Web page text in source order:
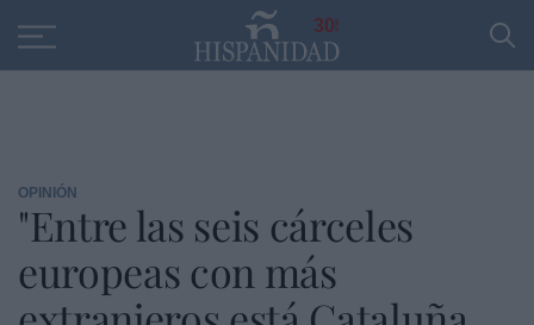
30
OPINIÓN
"Entre las seis cárceles
europeas con más